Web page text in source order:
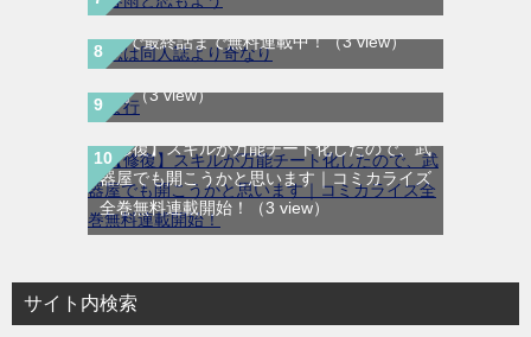
恋は同人誌より奇なり｜全3巻完結！マンガ
UP!で最終話まで無料連載中！（3 view）
ま行（3 view）
【修復】スキルが万能チート化したので、武
器屋でも開こうかと思います｜コミカライズ
全巻無料連載開始！
（3 view）
サイト内検索